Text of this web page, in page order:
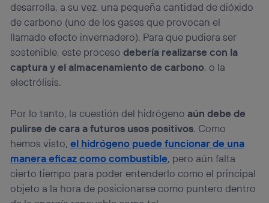
desarrolla, a su vez, una pequeña cantidad de dióxido
de carbono (uno de los gases que provocan el
llamado efecto invernadero). Para que pudiera ser
sostenible, este procesodebería realizarse con la
captura y el almacenamiento de carbono, o la
electrólisis.
Por lo tanto, la cuestión del hidrógeno aún debe de
pulirse de cara a futuros usos positivos. Como
hemos visto,el hidrógeno puede funcionar de una
manera eficaz como combustible, pero aún falta
cierto tiempo para poder entenderlo como el principal
objeto a la hora de posicionarse como puntero dentro